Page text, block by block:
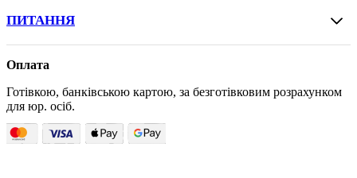
ПИТАННЯ
Оплата
Готівкою, банківською картою, за безготівковим розрахунком
для юр. осіб.